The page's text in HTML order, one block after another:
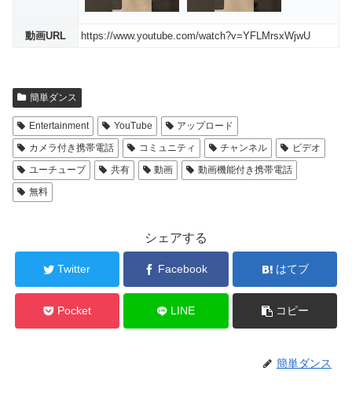
動画URL https://www.youtube.com/watch?v=YFLMrsxWjwU
簡単ダンス
Entertainment YouTube
アップロード
カメラ付き携帯電話
コミュニティ チャンネル
ビデオ
ユーチューブ
共有 動画
動画機能付き携帯電話
無料
シェアする
Twitter Facebook はてブ
Pocket LINE コピー
簡単ダンス